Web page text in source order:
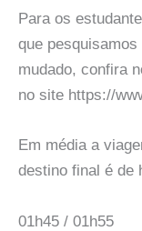
Para os
que
mudado, confira
no site https://
Em média a
destino final é de
01h45 / 01h55